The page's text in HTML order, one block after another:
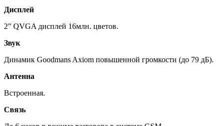
Дисплей
2” QVGA дисплей 16млн. цветов.
Звук
Динамик Goodmans Axiom повышенной громкости (до 79 дБ).
Антенна
Встроенная.
Связь